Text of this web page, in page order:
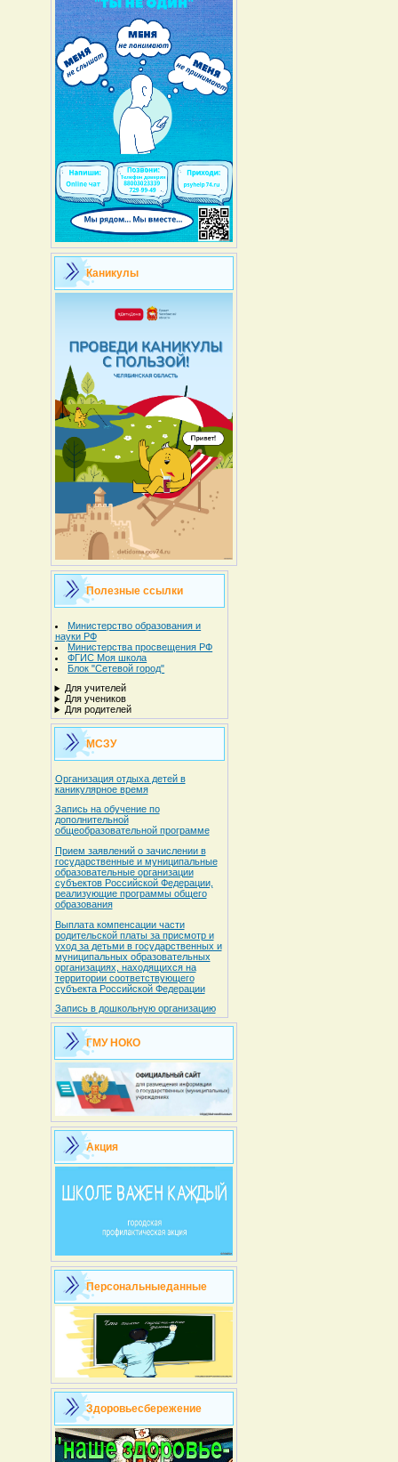
Каникулы
Полезные ссылки
Министерство образования и
науки РФ
Министерства просвещения РФ
ФГИС Моя школа
Блок "Сетевой город"
Для учителей
Для учеников
Для родителей
МСЗУ
Организация отдыха детей в
каникулярное время
Запись на обучение по
дополнительной
общеобразовательной программе
Прием заявлений о зачислении в
государственные и муниципальные
образовательные организации
субъектов Российской Федерации,
реализующие программы общего
образования
Выплата компенсации части
родительской платы за присмотр и
уход за детьми в государственных и
муниципальных образовательных
организациях, находящихся на
территории соответствующего
субъекта Российской Федерации
Запись в дошкольную организацию
ГМУ НОКО
Акция
Персональныеданные
Здоровьесбережение